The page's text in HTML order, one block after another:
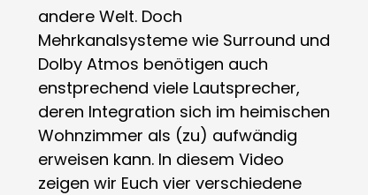
andere Welt. Doch
Mehrkanalsysteme wie Surround und
Dolby Atmos benötigen auch
enstprechend viele Lautsprecher,
deren Integration sich im heimischen
Wohnzimmer als (zu) aufwändig
erweisen kann. In diesem Video
zeigen wir Euch vier verschiedene